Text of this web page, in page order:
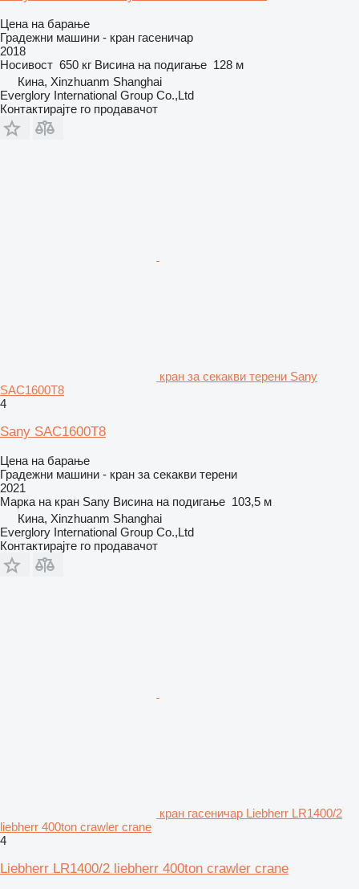
Цена на барање
Градежни машини - кран гасеничар
2018
Носивост 650 кг Висина на подигање 128 м
Кина, Xinzhuanm Shanghai
Everglory International Group Co.,Ltd
Контактирајте го продавачот
кран за секакви терени Sany
SAC1600T8
4
Sany SAC1600T8
Цена на барање
Градежни машини - кран за секакви терени
2021
Марка на кран Sany Висина на подигање 103,5 м
Кина, Xinzhuanm Shanghai
Everglory International Group Co.,Ltd
Контактирајте го продавачот
кран гасеничар Liebherr LR1400/2
liebherr 400ton crawler crane
4
Liebherr LR1400/2 liebherr 400ton crawler crane